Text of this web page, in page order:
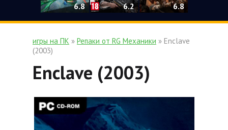
6.8 6.2 6.8
игры на ПК » Репаки от RG Механики » Enclave
(2003)
Enclave (2003)